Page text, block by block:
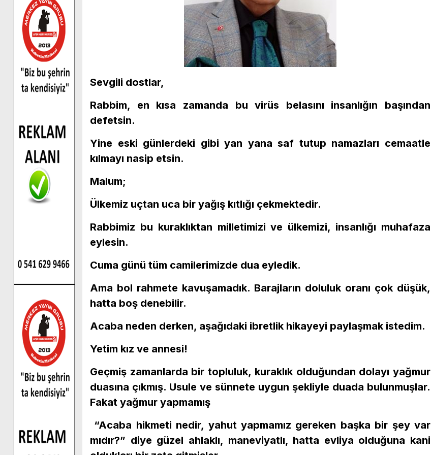
Sevgili dostlar,
Rabbim, en kısa zamanda bu virüs belasını insanlığın başından
defetsin.
Yine eski günlerdeki gibi yan yana saf tutup namazları cemaatle
kılmayı nasip etsin.
Malum;
Ülkemiz uçtan uca bir yağış kıtlığı çekmektedir.
Rabbimiz bu kuraklıktan milletimizi ve ülkemizi, insanlığı muhafaza
eylesin.
Cuma günü tüm camilerimizde dua eyledik.
Ama bol rahmete kavuşamadık. Barajların doluluk oranı çok düşük,
hatta boş denebilir.
Acaba neden derken, aşağıdaki ibretlik hikayeyi paylaşmak istedim.
Yetim kız ve annesi!
Geçmiş zamanlarda bir topluluk, kuraklık olduğundan dolayı yağmur
duasına çıkmış. Usule ve sünnete uygun şekliyle duada bulunmuşlar.
Fakat yağmur yapmamış
“Acaba hikmeti nedir, yahut yapmamız gereken başka bir şey var
mıdır?” diye güzel ahlaklı, maneviyatlı, hatta evliya olduğuna kani